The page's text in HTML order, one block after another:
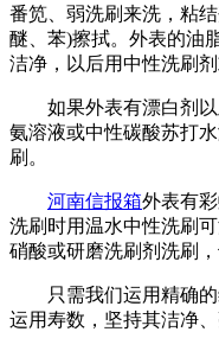
番笕、弱洗刷来洗，粘
醚、苯)擦拭。 外表的油
洁净，以后用中性洗刷
如果外表有漂白剂
氨溶液或中性碳酸苏打
刷。
河南信报箱外表有
洗刷时用温水中性洗刷可
硝酸或研磨洗刷剂洗刷
只需我们运用精确
运用寿数，坚持其洁净